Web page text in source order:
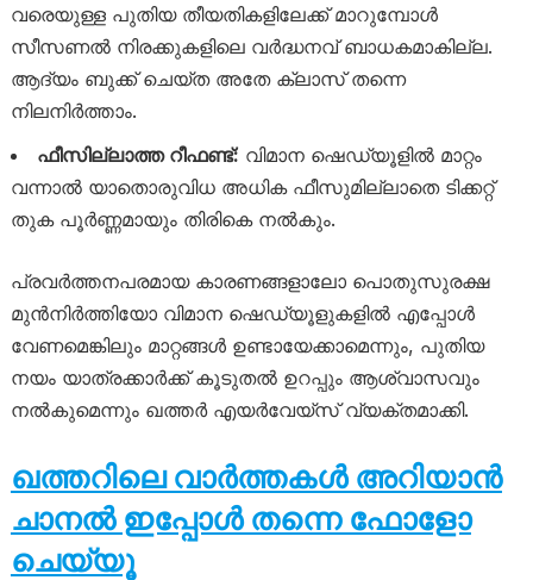
വരെയുള്ള പുതിയ തീയതികളിലേക്ക് മാറുമ്പോൾ
സീസണൽ നിരക്കുകളിലെ വർദ്ധനവ് ബാധകമാകില്ല.
ആദ്യം ബുക്ക് ചെയ്ത അതേ ക്ലാസ് തന്നെ
നിലനിർത്താം.
ഫീസില്ലാത്ത റീഫണ്ട്: വിമാന ഷെഡ്യൂളിൽ മാറ്റം
വന്നാൽ യാതൊരുവിധ അധിക ഫീസുമില്ലാതെ ടിക്കറ്റ്
തുക പൂർണ്ണമായും തിരികെ നൽകും.
പ്രവർത്തനപരമായ കാരണങ്ങളാലോ പൊതുസുരക്ഷ
മുൻനിർത്തിയോ വിമാന ഷെഡ്യൂളുകളിൽ എപ്പോൾ
വേണമെങ്കിലും മാറ്റങ്ങൾ ഉണ്ടായേക്കാമെന്നും, പുതിയ
നയം യാത്രക്കാർക്ക് കൂടുതൽ ഉറപ്പും ആശ്വാസവും
നൽകുമെന്നും ഖത്തർ എയർവേയ്‌സ് വ്യക്തമാക്കി.
ഖത്തറിലെ വാർത്തകൾ അറിയാൻ
ചാനൽ ഇപ്പോൾ തന്നെ ഫോളോ
ചെയ്യൂ